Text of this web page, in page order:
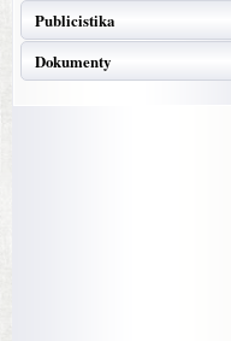
Publicistika
Dokumenty